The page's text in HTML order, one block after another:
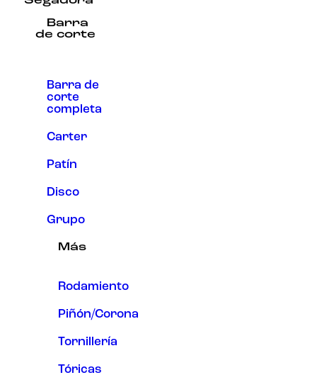
Barra
de corte
Barra de
corte
completa
Carter
Patín
Disco
Grupo
Más
Rodamiento
Piñón/Corona
Tornillería
Tóricas